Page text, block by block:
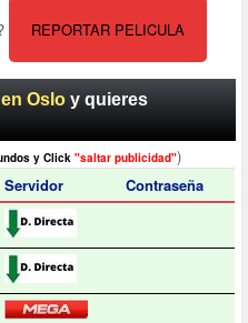
REPORTAR PELICULA
Oslo y quieres
y Click "saltar publicidad")
Servidor Contraseña